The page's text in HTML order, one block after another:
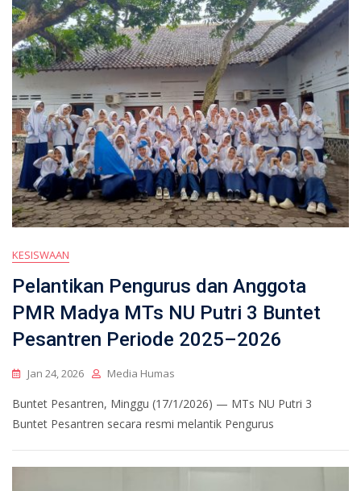
KESISWAAN
Pelantikan Pengurus dan Anggota
PMR Madya MTs NU Putri 3 Buntet
Pesantren Periode 2025–2026
Jan 24, 2026 Media Humas
Buntet Pesantren, Minggu (17/1/2026) — MTs NU Putri 3
Buntet Pesantren secara resmi melantik Pengurus